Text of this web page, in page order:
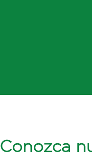
Conozca